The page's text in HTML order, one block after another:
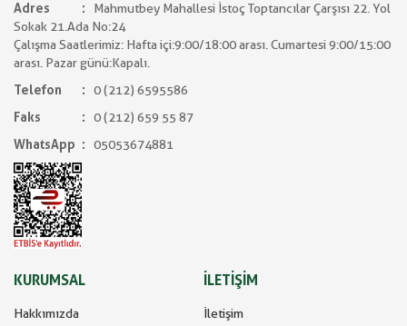
Adres
Mahmutbey Mahallesi İstoç Toptancılar Çarşısı 22. Yol
Sokak 21.Ada No:24
Çalışma Saatlerimiz: Hafta içi:9:00/18:00 arası. Cumartesi 9:00/15:00
arası. Pazar günü:Kapalı.
Telefon
0 (212) 6595586
Faks
0 (212) 659 55 87
WhatsApp
05053674881
KURUMSAL
Hakkımızda
İLETİŞİM
İletişim